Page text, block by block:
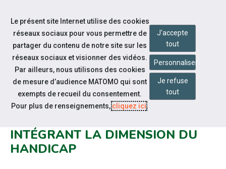
Aller au contenu
Notre actualité
#SEEPH2025 : UN PODCAST SUR
INTÉGRANT LA DIMENSION DU
HANDICAP
Le présent site Internet utilise des cookies
réseaux sociaux pour vous permettre de
partager du contenu de notre site sur les
réseaux sociaux et visionner des vidéos.
Par ailleurs, nous utilisons des cookies
de mesure d’audience MATOMO qui sont
exempts de recueil du consentement.
Pour plus de renseignements,cliquez ici.
J'accepte
tout
Personnaliser
Je refuse
tout